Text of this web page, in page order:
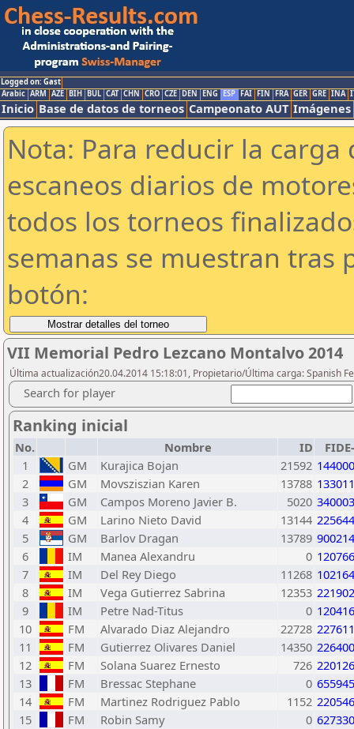
Logged on: Gast
Arabic ARM AZE BIH BUL CAT CHN CRO CZE DEN ENG ESP FAI FIN FRA GER GRE INA
Inicio Base de datos de torneos Campeonato AUT Imágenes
Nota: Para reducir la
escaneos diarios de
todos los torneos
semanas se muestran tras
botón:
VII Memorial Pedro Lezcano Montalvo 2014
Última actualización20.04.2014 15:18:01, Propietario/Última carga: Spanish
Search for player
Ranking inicial
No. Nombre ID
1
GM Kurajica Bojan 21592
2
GM Movsziszian Karen 13788
3
GM Campos Moreno Javier B. 5020
4
GM Larino Nieto David 13144
5
GM Barlov Dragan 13789 900214
6
IM Manea Alexandru 0
7
IM Del Rey Diego 11268 102164
8
IM Vega Gutierrez Sabrina 12353
9
IM Petre Nad-Titus 0
10
FM Alvarado Diaz Alejandro 22728
11
FM Gutierrez Olivares Daniel 14350
12
FM Solana Suarez Ernesto 726
13
FM Bressac Stephane 0 655945
14
FM Martinez Rodriguez Pablo 1152
15
FM Robin Samy 0 627330